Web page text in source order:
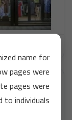
name for
pages were
pages were
to individuals.